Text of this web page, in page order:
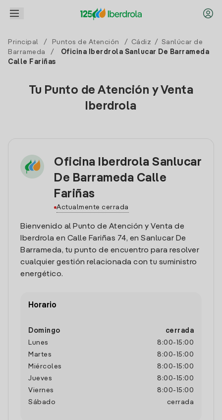
Principal / Puntos de Atención / Cádiz / Sanlúcar de
Barrameda
/
Oficina Iberdrola Sanlucar De Barrameda
Calle Fariñas
Tu Punto de Atención y Venta
Iberdrola
Oficina Iberdrola Sanlucar
De Barrameda Calle
Fariñas
Actualmente cerrada
Bienvenido al Punto de Atención y Venta de
Iberdrola en Calle Fariñas 74, en Sanlucar De
Barrameda, tu punto de encuentro para resolver
cualquier gestión relacionada con tu suministro
energético.
Horario
Domingo
cerrada
Lunes
8:00- 15:00
Martes
8:00- 15:00
Miércoles
8:00- 15:00
Jueves
8:00- 15:00
Viernes
8:00- 15:00
Sábado
cerrada